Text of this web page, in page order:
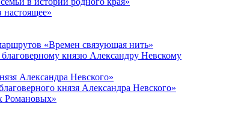
«Времен связующая нить»
князю Александру Невскому
Александра Невского»
князя Александра Невского»
Романовых»